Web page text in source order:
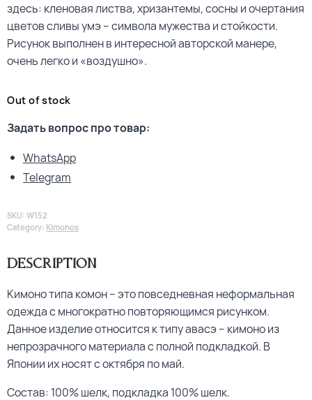
здесь: кленовая листва, хризантемы, сосны и очертания
цветов сливы умэ – символа мужества и стойкости.
Рисунок выполнен в интересной авторской манере,
очень легко и «воздушно».
Out of stock
Задать вопрос про товар:
WhatsApp
Telegram
SKU: W152
Category: Kimonos
Description
Кимоно типа комон – это повседневная неформальная
одежда с многократно повторяющимся рисунком.
Данное изделие относится к типу авасэ – кимоно из
непрозрачного материала с полной подкладкой. В
Японии их носят с октября по май.
Состав: 100% шелк, подкладка 100% шелк.